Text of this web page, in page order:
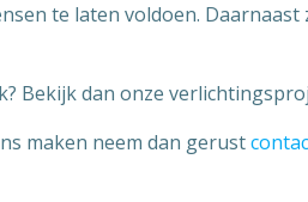
te laten voldoen.
Bekijk dan onze
maken neem dan gerust